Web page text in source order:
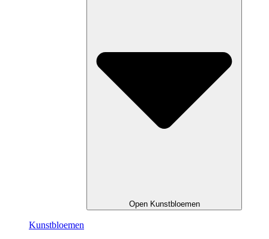
Open Kunstbloemen
Kunstbloemen